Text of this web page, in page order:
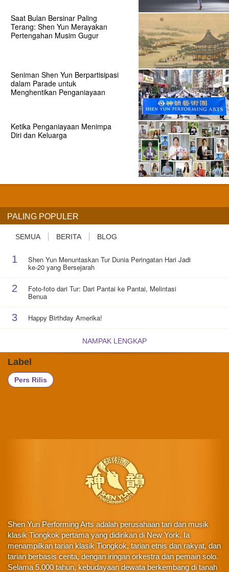
Saat Bulan Bersinar Paling
Terang: Shen Yun Merayakan
Pertengahan Musim Gugur
Seniman Shen Yun Berpartisipasi
dalam Parade untuk
Menghentikan Penganiayaan
Ketika Penganiayaan Menimpa
Diri dan Keluarga
PALING POPULER
SEMUA BERITA BLOG
1 Shen Yun Menuntaskan Tur Dunia Peringatan Hari Jadi
ke-20 yang Bersejarah
2 Foto-foto dari Tur: Dari Pantai ke Pantai, Melintasi
Benua
3 Happy Birthday Amerika!
NAMPAK LENGKAP
Label
Pers Rilis
Shen Yun Performing Arts adalah perusahaan tari dan musik
klasik Tiongkok pertama yang didirikan di New York. Ia
menampilkan tarian klasik Tiongkok, tarian etnis dan rakyat, dan
tarian berbasis cerita, dengan iringan orkestra dan pemain solo.
Selama 5.000 tahun, kebudayaan dewata berkembang di tanah